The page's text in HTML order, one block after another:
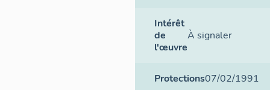
Intérêt
de
l'œuvre
À signaler
Protections07/02/1991